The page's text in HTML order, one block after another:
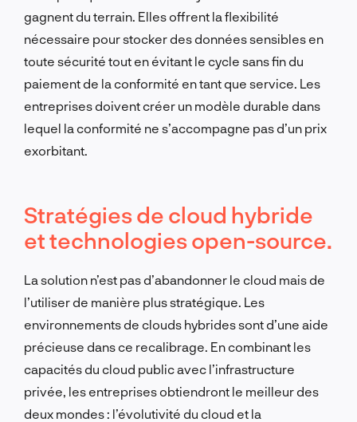
gagnent du terrain. Elles offrent la flexibilité
nécessaire pour stocker des données sensibles en
toute sécurité tout en évitant le cycle sans fin du
paiement de la conformité en tant que service. Les
entreprises doivent créer un modèle durable dans
lequel la conformité ne s’accompagne pas d’un prix
exorbitant.
Stratégies de cloud hybride
et technologies open-source.
La solution n’est pas d’abandonner le cloud mais de
l’utiliser de manière plus stratégique. Les
environnements de clouds hybrides sont d’une aide
précieuse dans ce recalibrage. En combinant les
capacités du cloud public avec l’infrastructure
privée, les entreprises obtiendront le meilleur des
deux mondes : l’évolutivité du cloud et la